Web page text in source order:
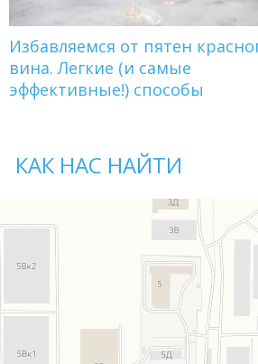
Избавляемся от пятен
вина. Легкие (и самые
эффективные!) способы
КАК НАС НАЙТИ